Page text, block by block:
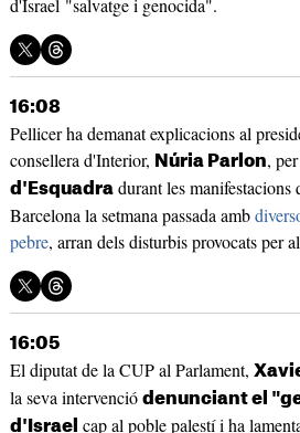
d'Israel "salvatge i genocida".
16:08
Pellicer ha demanat explicacions al
consellera d'Interior, Núria Parlon,
d'Esquadradurant les manifestacions
Barcelona la setmana passada amb
pebre, arran dels disturbis provocats per
16:05
El diputat de la CUP al Parlament,
la seva intervenció denunciant el
d'Israel cap al poble palestí i ha